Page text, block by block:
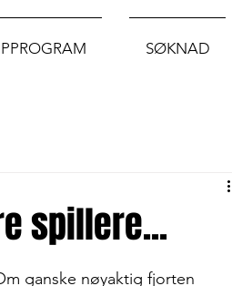
SØKNAD
spillere...
ganske nøyaktig fjorten